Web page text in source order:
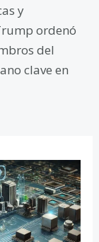
y
ordenó
del
clave en